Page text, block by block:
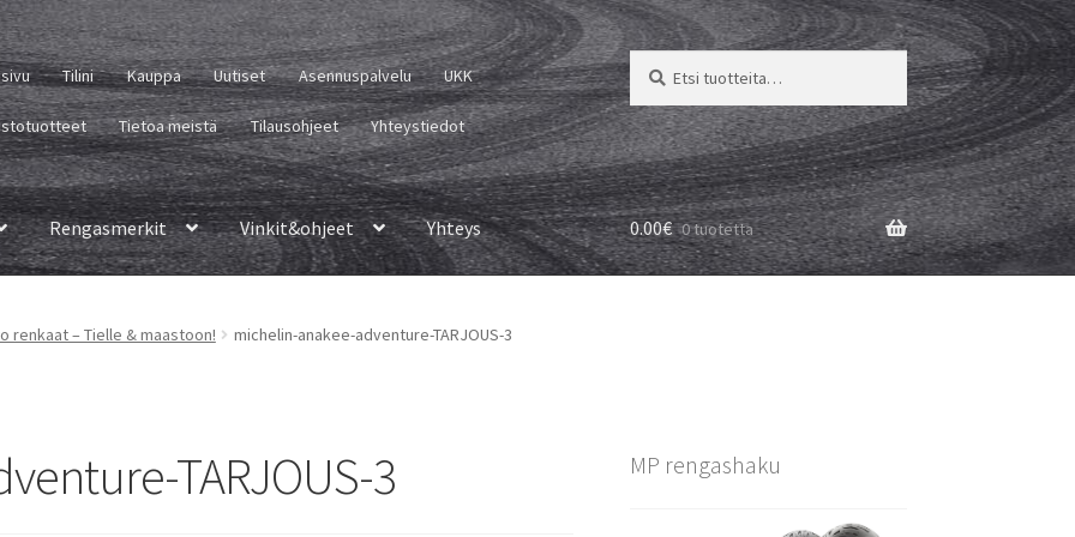
Tilini Kauppa Uutiset Asennuspalvelu UKK
Tietoa meistä Tilausohjeet Yhteystiedot
Etsi:
Haku
Rengasmerkit Vinkit&ohjeet Yhteys 0.00€ 0 tuotetta
renkaat – Tielle & maastoon! michelin-anakee-adventure-TARJOUS-3
TARJOUS-3 MP rengashaku